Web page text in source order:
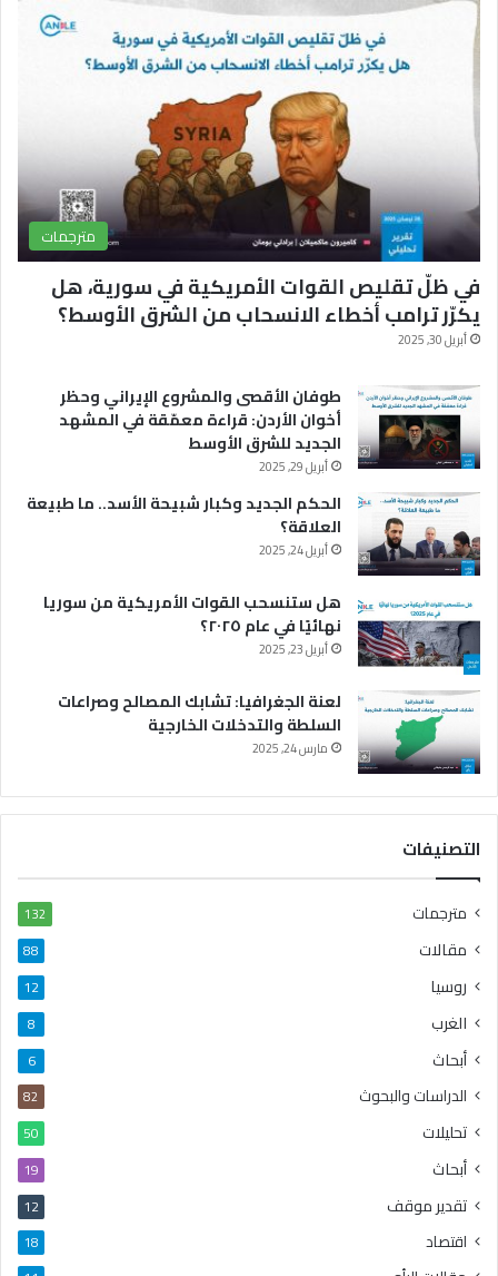
و
ك
T
u
b
e
ا
م
مترجمات
في ظلّ تقليص القوات الأمريكية في سورية، هل
يكرّر ترامب أخطاء الانسحاب من الشرق الأوسط؟
أبريل 30, 2025
طوفان الأقصى والمشروع الإيراني وحظر
أخوان الأردن: قراءة معمّقة في المشهد
الجديد للشرق الأوسط
أبريل 29, 2025
الحكم الجديد وكبار شبيحة الأسد.. ما طبيعة
العلاقة؟
أبريل 24, 2025
هل ستنسحب القوات الأمريكية من سوريا
نهائيًا في عام ٢٠٢٥؟
أبريل 23, 2025
لعنة الجغرافيا: تشابك المصالح وصراعات
السلطة والتدخلات الخارجية
مارس 24, 2025
التصنيفات
مترجمات 132
مقالات 88
روسيا 12
الغرب 8
أبحاث 6
الدراسات والبحوث 82
تحليلات 50
أبحاث 19
تقدير موقف 12
اقتصاد 18